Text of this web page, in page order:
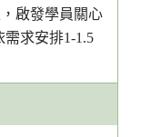
啟發學員關心
求安排1-1.5